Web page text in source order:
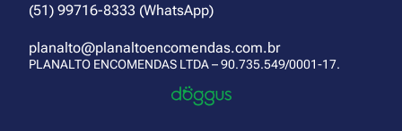
(51) 99716-8333 (WhatsApp)
planalto@planaltoencomendas.com.br
PLANALTO ENCOMENDAS LTDA – 90.735.549/0001-17.